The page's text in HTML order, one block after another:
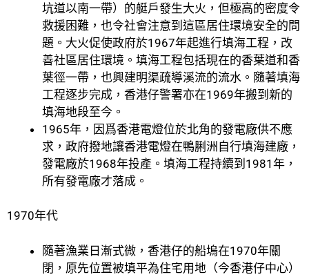
坑道以南一帶）的艇戶發生大火，但極高的密度令
救援困難，也令社會注意到這區居住環境安全的問
題。大火促使政府於1967年起進行填海工程，改
善社區居住環境。填海工程包括現在的香葉道和香
葉徑一帶，也興建明渠疏導溪流的流水。隨著填海
工程逐步完成，香港仔警署亦在1969年搬到新的
填海地段至今。
1965年，因爲香港電燈位於北角的發電廠供不應
求，政府撥地讓香港電燈在鴨脷洲自行填海建廠，
發電廠於1968年投產。填海工程持續到1981年，
所有發電廠才落成。
1970年代
隨著漁業日漸式微，香港仔的船塢在1970年關
閉，原先位置被填平為住宅用地（今香港仔中心）